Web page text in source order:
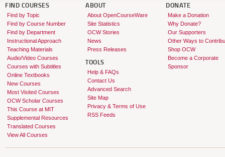
FIND COURSES
Find by Topic
Find by Course Number
Find by Department
Instructional Approach
Teaching Materials
Audio/Video Courses
Courses with Subtitles
Online Textbooks
New Courses
Most Visited Courses
OCW Scholar Courses
This Course at MIT
Supplemental Resources
Translated Courses
View All Courses
ABOUT
About OpenCourseWare
Site Statistics
OCW Stories
News
Press Releases
TOOLS
Help & FAQs
Contact Us
Advanced Search
Site Map
Privacy & Terms of Use
RSS Feeds
DONATE
Make a Donation
Why Donate?
Our Supporters
Other Ways to
Shop OCW
Become a Corporate
Sponsor